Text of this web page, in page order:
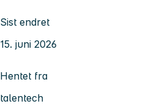
Sist endret
15. juni 2026
Hentet fra
talentech